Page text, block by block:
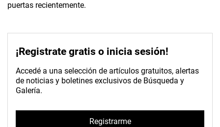
puertas recientemente.
¡Registrate gratis o inicia sesión!
Accedé a una selección de artículos gratuitos, alertas
de noticias y boletines exclusivos de Búsqueda y
Galería.
Registrarme